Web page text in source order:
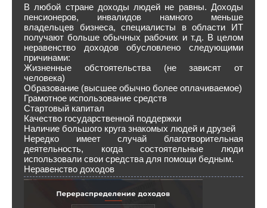
В любой стране доходы людей не равны. Доходы
пенсионеров, инвалидов намного меньше
владельцев бизнеса, специалисты в области ИТ
получают больше обычных рабочих и т.д. В целом
неравенство доходов обусловлено следующими
причинами:
Жизненные обстоятельства (не зависят от
человека)
Образование (высшее обычно более оплачиваемое)
Грамотное использование средств
Стартовый капитал
Качество государственной поддержки
Наличие большого круга знакомых людей и друзей
Нередко имеет случай благотворительная
деятельность, когда состоятельные люди
использовали свои средства для помощи бедным.
Неравенство доходов